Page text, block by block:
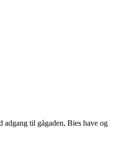
til gågaden, Bies have og